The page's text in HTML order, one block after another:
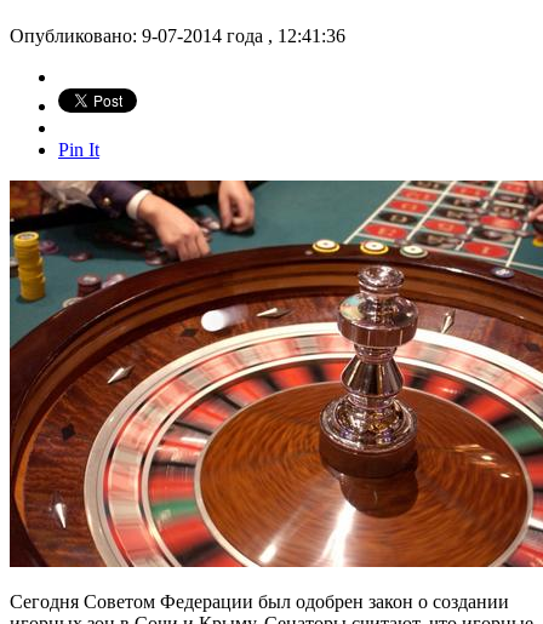
Опубликовано: 9-07-2014 года , 12:41:36
Pin It
Сегодня Советом Федерации был одобрен закон о создании